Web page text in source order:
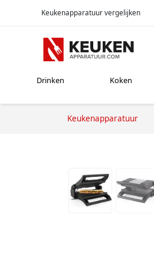
Keukenapparatuur vergelijken
Drinken Koken
Keukenapparatuur